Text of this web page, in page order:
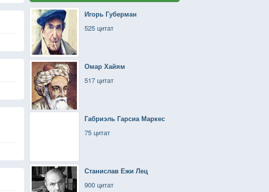
Игорь Губерман
525 цитат
Омар Хайям
517 цитат
Габриэль Гарсиа Маркес
75 цитат
Станислав Ежи Лец
900 цитат